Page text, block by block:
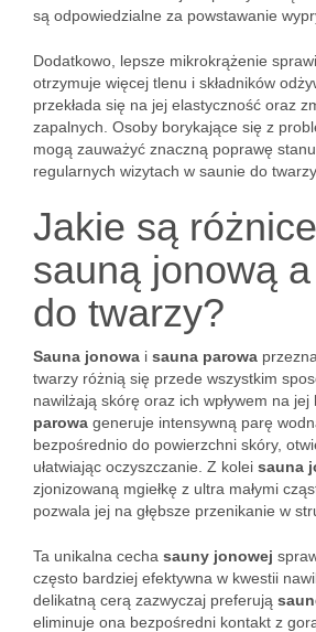
są odpowiedzialne za powstawanie
Dodatkowo, lepsze mikrokrążenie
otrzymuje więcej tlenu i składników
przekłada się na jej elastyczność oraz
zapalnych. Osoby borykające się z
mogą zauważyć znaczną poprawę
regularnych wizytach w saunie do twarzy.
Jakie są
sauną jonową
do twarzy?
Sauna jonowa i sauna parowa
twarzy różnią się przede wszystkim
nawilżają skórę oraz ich wpływem na jej
parowa generuje intensywną parę
bezpośrednio do powierzchni skóry,
ułatwiając oczyszczanie. Z kolei sauna
zjonizowaną mgiełkę z ultra małymi
pozwala jej na głębsze przenikanie w
Ta unikalna cecha sauny jonowej
często bardziej efektywna w kwestii
delikatną cerą zazwyczaj preferują
eliminuje ona bezpośredni kontakt z